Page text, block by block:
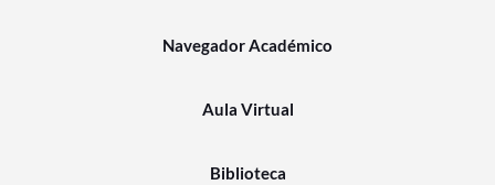
Navegador Académico
Aula Virtual
Biblioteca